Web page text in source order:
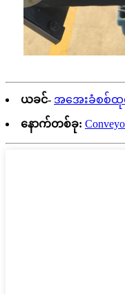
ယခင်- အအေးခံစစ်
နောက်တစ်ခု: